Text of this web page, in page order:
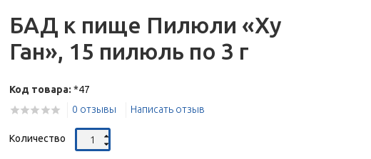
БАД к пище Пилюли «Ху
Ган», 15 пилюль по 3 г
Код товара: *47
0 отзывы
Написать отзыв
Количество